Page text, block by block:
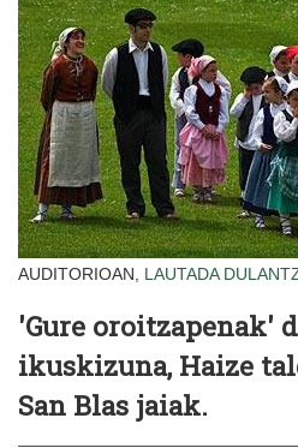
AUDITORIOAN, LAUTADA
'Gure oroitzapenak'
ikuskizuna, Haize
San Blas jaiak.